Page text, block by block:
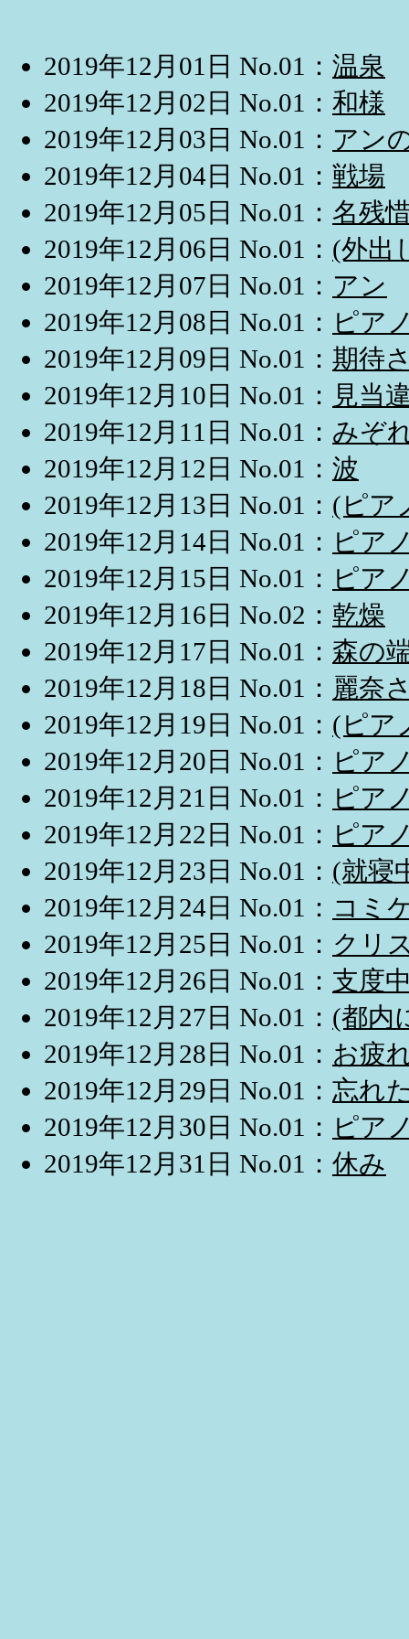
2019年12月01日 No.01： 温泉
2019年12月02日 No.01： 和様
2019年12月03日 No.01： アン
2019年12月04日 No.01： 戦場
2019年12月05日 No.01： 名残
2019年12月06日 No.01： (外出
2019年12月07日 No.01： アン
2019年12月08日 No.01： ピア
2019年12月09日 No.01： 期待
2019年12月10日 No.01： 見当
2019年12月11日 No.01： みぞ
2019年12月12日 No.01： 波
2019年12月13日 No.01： (ピア
2019年12月14日 No.01： ピア
2019年12月15日 No.01： ピア
2019年12月16日 No.02： 乾燥
2019年12月17日 No.01： 森の
2019年12月18日 No.01： 麗奈
2019年12月19日 No.01： (ピア
2019年12月20日 No.01： ピア
2019年12月21日 No.01： ピア
2019年12月22日 No.01： ピア
2019年12月23日 No.01： (就寝
2019年12月24日 No.01： コミ
2019年12月25日 No.01： クリ
2019年12月26日 No.01： 支度
2019年12月27日 No.01： (都内
2019年12月28日 No.01： お疲
2019年12月29日 No.01： 忘れ
2019年12月30日 No.01： ピア
2019年12月31日 No.01： 休み